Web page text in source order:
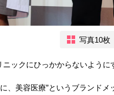
写真10枚
ックにひっかからないように
、美容医療”というブランドメ